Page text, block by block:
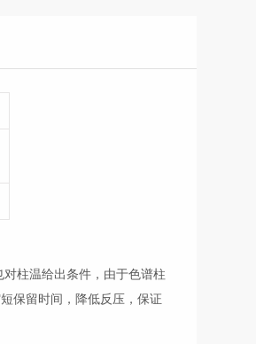
柱温给出条件，由于色谱柱
保留时间，降低反压，保证